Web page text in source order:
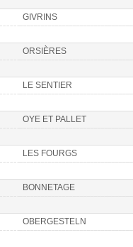
GIVRINS
ORSIÈRES
LE SENTIER
OYE ET PALLET
LES FOURGS
BONNETAGE
OBERGESTELN